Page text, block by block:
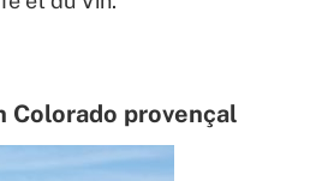
Colorado provençal